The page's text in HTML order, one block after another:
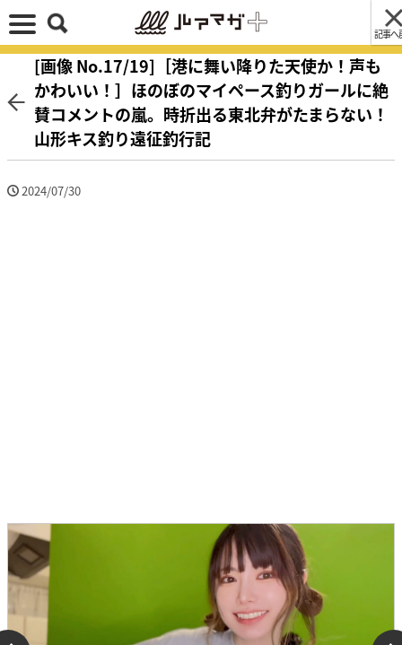
記事へ
[画像 No.17/19]［港に舞い降りた天使か！声も
かわいい！］ほのぼのマイペース釣りガールに絶
賛コメントの嵐。時折出る東北弁がたまらない！
山形キス釣り遠征釣行記
2024/07/30